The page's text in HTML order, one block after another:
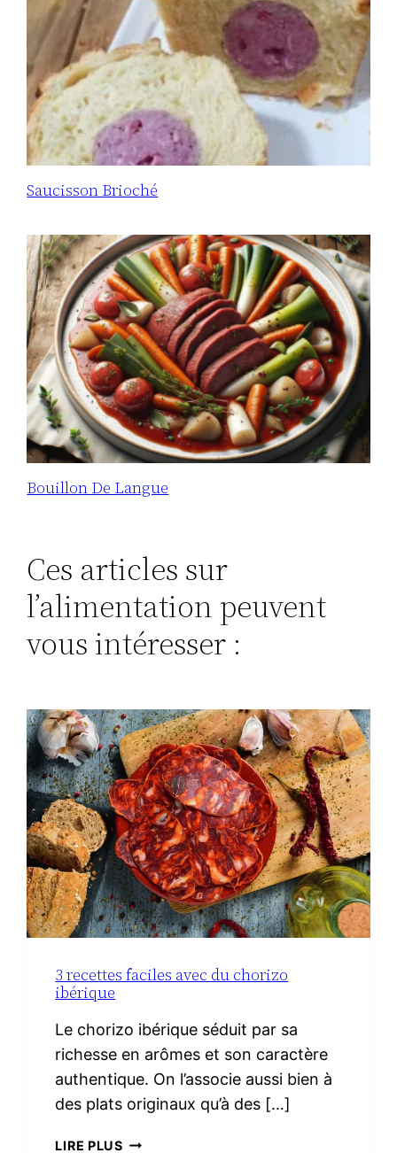
Saucisson Brioché
Bouillon De Langue
Ces articles sur
l’alimentation peuvent
vous intéresser :
3 recettes faciles avec du chorizo
ibérique
Le chorizo ibérique séduit par sa
richesse en arômes et son caractère
authentique. On l’associe aussi bien à
des plats originaux qu’à des […]
LIRE PLUS3